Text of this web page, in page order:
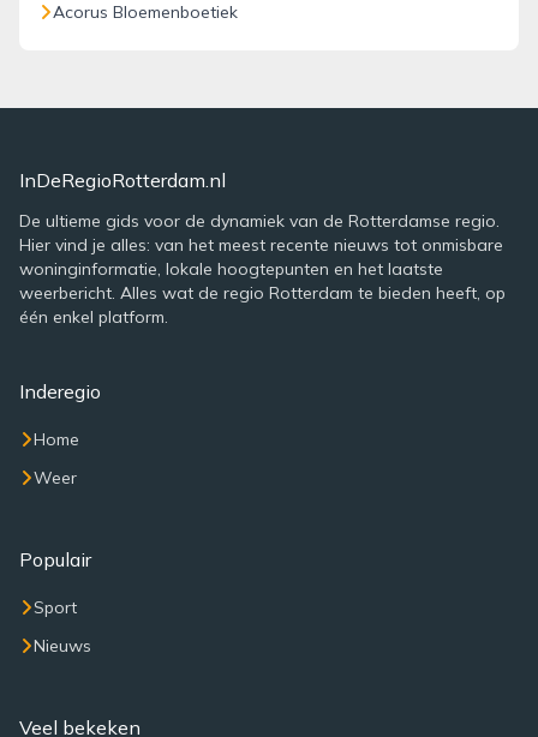
Acorus Bloemenboetiek
InDeRegioRotterdam.nl
De ultieme gids voor de dynamiek van de Rotterdamse regio.
Hier vind je alles: van het meest recente nieuws tot onmisbare
woninginformatie, lokale hoogtepunten en het laatste
weerbericht. Alles wat de regio Rotterdam te bieden heeft, op
één enkel platform.
Inderegio
Home
Weer
Populair
Sport
Nieuws
Veel bekeken